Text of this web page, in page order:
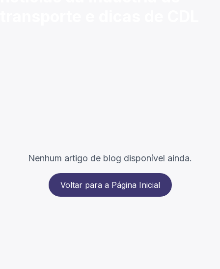
Nenhum artigo de blog disponível ainda.
Voltar para a Página Inicial